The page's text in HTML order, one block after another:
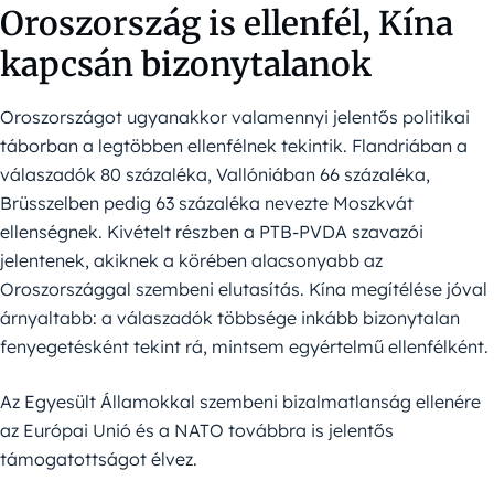
Oroszország is ellenfél, Kína
kapcsán bizonytalanok
Oroszországot ugyanakkor valamennyi jelentős politikai
táborban a legtöbben ellenfélnek tekintik. Flandriában a
válaszadók 80 százaléka, Vallóniában 66 százaléka,
Brüsszelben pedig 63 százaléka nevezte Moszkvát
ellenségnek. Kivételt részben a PTB-PVDA szavazói
jelentenek, akiknek a körében alacsonyabb az
Oroszországgal szembeni elutasítás. Kína megítélése jóval
árnyaltabb: a válaszadók többsége inkább bizonytalan
fenyegetésként tekint rá, mintsem egyértelmű ellenfélként.
Az Egyesült Államokkal szembeni bizalmatlanság ellenére
az Európai Unió és a NATO továbbra is jelentős
támogatottságot élvez.